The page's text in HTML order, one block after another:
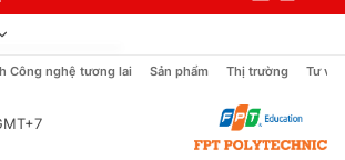
Công nghệ tương lai Sản phẩm Thị trường Tư vấn